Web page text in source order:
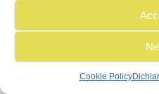
Cookie Policy
Olivia di Aimi Roberta |
IT02499000343 - REA PR
Rights